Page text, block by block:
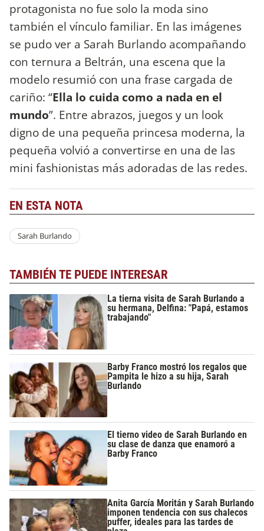
protagonista no fue solo la moda sino
también el vínculo familiar. En las imágenes
se pudo ver a Sarah Burlando acompañando
con ternura a Beltrán, una escena que la
modelo resumió con una frase cargada de
cariño: “Ella lo cuida como a nada en el
mundo”. Entre abrazos, juegos y un look
digno de una pequeña princesa moderna, la
pequeña volvió a convertirse en una de las
mini fashionistas más adoradas de las redes.
EN ESTA NOTA
Sarah Burlando
TAMBIÉN TE PUEDE INTERESAR
La tierna visita de Sarah Burlando a
su hermana, Delfina: "Papá, estamos
trabajando"
Barby Franco mostró los regalos que
Pampita le hizo a su hija, Sarah
Burlando
El tierno video de Sarah Burlando en
su clase de danza que enamoró a
Barby Franco
Anita García Moritán y Sarah Burlando
imponen tendencia con sus chalecos
puffer, ideales para las tardes de